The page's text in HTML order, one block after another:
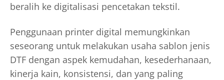
beralih ke digitalisasi pencetakan tekstil.
Penggunaan printer digital memungkinkan
seseorang untuk melakukan usaha sablon jenis
DTF dengan aspek kemudahan, kesederhanaan,
kinerja kain, konsistensi, dan yang paling